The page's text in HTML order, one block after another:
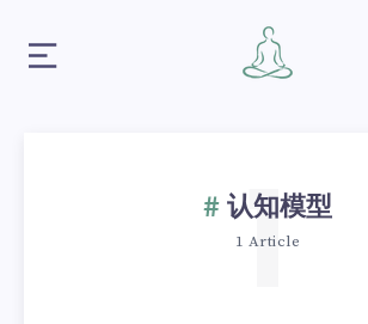
认知模型
1 Article
1